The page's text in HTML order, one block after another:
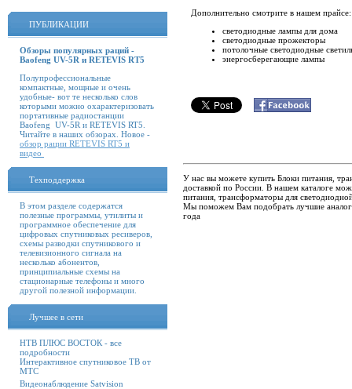
ПУБЛИКАЦИИ
Обзоры популярных раций -
Baofeng UV-5R и RETEVIS RT5
Полупрофессиональные
компактные, мощные и очень
удобные- вот те несколько слов
которыми можно охарактеризовать
портативные радиостанции
Baofeng UV-5R и RETEVIS RT5.
Читайте в наших обзорах. Новое -
обзор рации RETEVIS RT5 и
видео
Техподдержка
В этом разделе содержатся
полезные программы, утилиты и
программное обеспечение для
цифровых спутниковых ресиверов,
схемы разводки спутникового и
телевизионного сигнала на
несколько абонентов,
принципиальные схемы на
стационарные телефоны и много
другой полезной информации.
Лучшее в сети
НТВ ПЛЮС ВОСТОК - все
подробности
Интерактивное спутниковое ТВ от
МТС
Видеонаблюдение Satvision
Дополнительно смотрите в нашем прайсе:
светодиодные лампы для дома
светодиодные прожекторы
потолочные светодиодные
энергосберегающие лампы
У нас вы можете купить Блоки питания,
доставкой по России. В нашем каталоге
питания, трансформаторы для
Мы поможем Вам подобрать лучшие
года